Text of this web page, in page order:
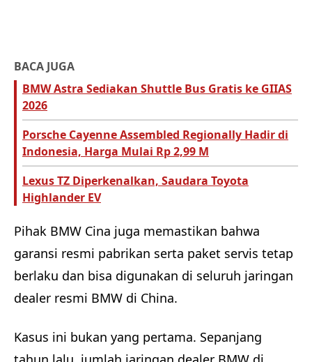
BACA JUGA
BMW Astra Sediakan Shuttle Bus Gratis ke GIIAS
2026
Porsche Cayenne Assembled Regionally Hadir di
Indonesia, Harga Mulai Rp 2,99 M
Lexus TZ Diperkenalkan, Saudara Toyota
Highlander EV
Pihak BMW Cina juga memastikan bahwa
garansi resmi pabrikan serta paket servis tetap
berlaku dan bisa digunakan di seluruh jaringan
dealer resmi BMW di China.
Kasus ini bukan yang pertama. Sepanjang